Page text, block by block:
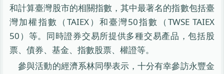
和計算臺灣股市的相關指數，其中最著名的指數包括臺
灣加權指數（TAIEX）和臺灣50指數（TWSE TAIEX
50）等。同時證券交易所提供多種交易產品，包括股
票、債券、基金、指數股票、權證等。
參與活動的經濟系林同學表示，十分有幸參訪永豐金